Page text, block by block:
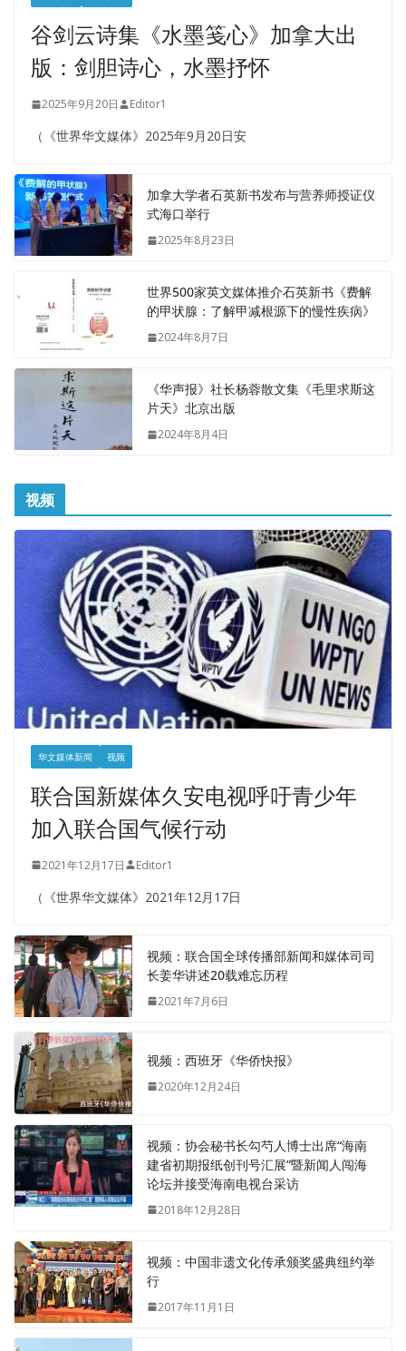
谷剑云诗集《水墨笺心》加拿大出
版：剑胆诗心，水墨抒怀
2025年9月20日 Editor1
（《世界华文媒体》2025年9月20日安
加拿大学者石英新书发布与营养师授证仪
式海口举行
2025年8月23日
世界500家英文媒体推介石英新书《费解
的甲状腺：了解甲减根源下的慢性疾病》
2024年8月7日
《华声报》社长杨蓉散文集《毛里求斯这
片天》北京出版
2024年8月4日
视频
华文媒体新闻 视频
联合国新媒体久安电视呼吁青少年
加入联合国气候行动
2021年12月17日 Editor1
（《世界华文媒体》2021年12月17日
视频：联合国全球传播部新闻和媒体司司
长姜华讲述20载难忘历程
2021年7月6日
视频：西班牙《华侨快报》
2020年12月24日
视频：协会秘书长勾芍人博士出席“海南
建省初期报纸创刊号汇展”暨新闻人闯海
论坛并接受海南电视台采访
2018年12月28日
视频：中国非遗文化传承颁奖盛典纽约举
行
2017年11月1日